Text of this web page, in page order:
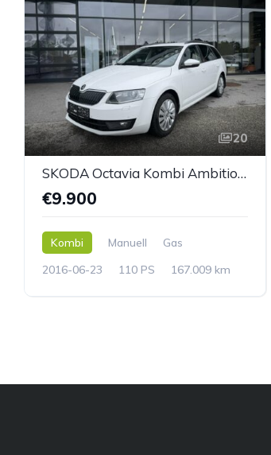
20
SKODA Octavia Kombi Ambition Erdgas G-Tec (CNG)
€9.900
Kombi Manuell
Gas
2016-06-23
110 PS 167.009 km